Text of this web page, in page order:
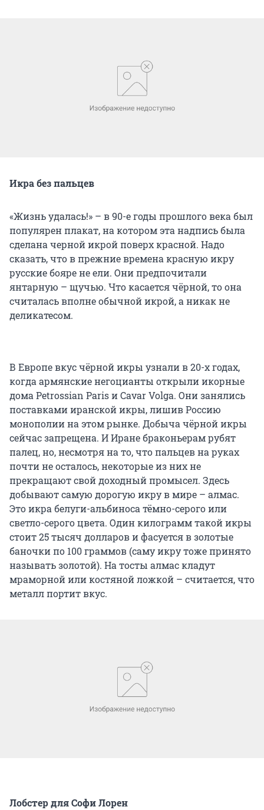
Икра без пальцев
«Жизнь удалась!» – в 90-е годы прошлого века был
популярен плакат, на котором эта надпись была
сделана черной икрой поверх красной. Надо
сказать, что в прежние времена красную икру
русские бояре не ели. Они предпочитали
янтарную – щучью. Что касается чёрной, то она
считалась вполне обычной икрой, а никак не
деликатесом.
В Европе вкус чёрной икры узнали в 20-х годах,
когда армянские негоцианты открыли икорные
дома Petrossian Paris и Cavar Volga. Они занялись
поставками иранской икры, лишив Россию
монополии на этом рынке. Добыча чёрной икры
сейчас запрещена. И Иране браконьерам рубят
палец, но, несмотря на то, что пальцев на руках
почти не осталось, некоторые из них не
прекращают свой доходный промысел. Здесь
добывают самую дорогую икру в мире – алмас.
Это икра белуги-альбиноса тёмно-серого или
светло-серого цвета. Один килограмм такой икры
стоит 25 тысяч долларов и фасуется в золотые
баночки по 100 граммов (саму икру тоже принято
называть золотой). На тосты алмас кладут
мраморной или костяной ложкой – считается, что
металл портит вкус.
Лобстер для Софи Лорен